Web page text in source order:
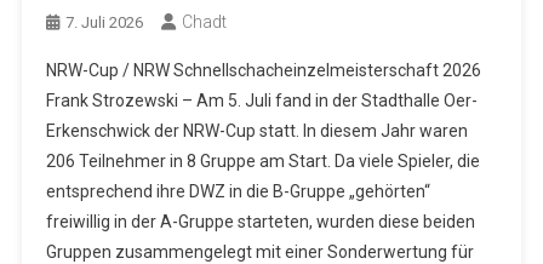
7. Juli 2026 Chadt
NRW-Cup / NRW Schnellschacheinzelmeisterschaft 2026
Frank Strozewski – Am 5. Juli fand in der Stadthalle Oer-
Erkenschwick der NRW-Cup statt. In diesem Jahr waren
206 Teilnehmer in 8 Gruppe am Start. Da viele Spieler, die
entsprechend ihre DWZ in die B-Gruppe „gehörten“
freiwillig in der A-Gruppe starteten, wurden diese beiden
Gruppen zusammengelegt mit einer Sonderwertung für